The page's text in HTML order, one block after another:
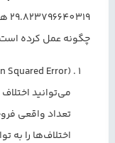
چگونه عمل کرده
Squared Error):
می‌توانید
اختلاف‌ها را به